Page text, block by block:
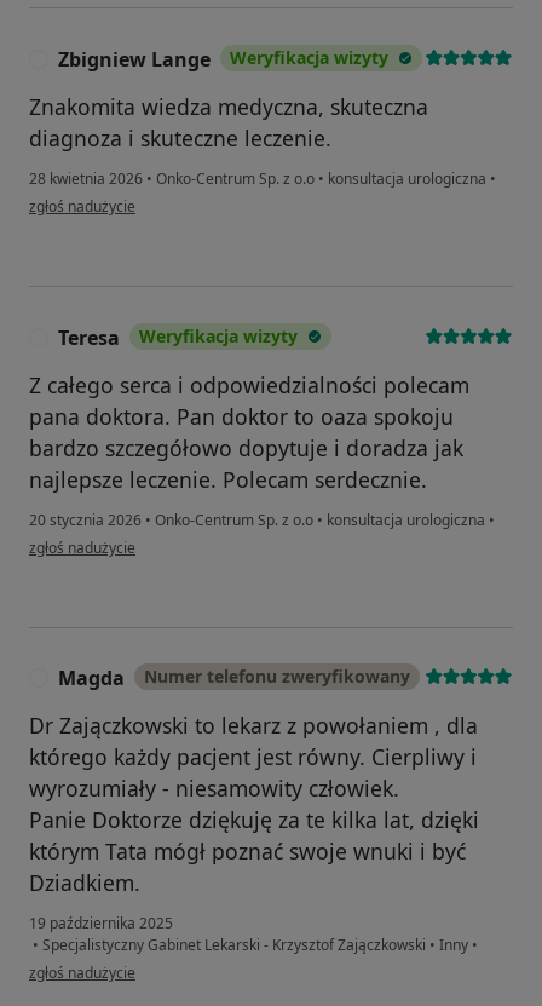
Zbigniew Lange Weryfikacja wizyty
Znakomita wiedza medyczna, skuteczna
diagnoza i skuteczne leczenie.
28 kwietnia 2026 • Onko-Centrum Sp. z o.o • konsultacja urologiczna •
w opinii użytkownika Zbigniew Lange
zgłoś nadużycie
Teresa Weryfikacja wizyty
Z całego serca i odpowiedzialności polecam
pana doktora. Pan doktor to oaza spokoju
bardzo szczegółowo dopytuje i doradza jak
najlepsze leczenie. Polecam serdecznie.
20 stycznia 2026 • Onko-Centrum Sp. z o.o • konsultacja urologiczna •
w opinii użytkownika Teresa
zgłoś nadużycie
Magda Numer telefonu zweryfikowany
Dr Zajączkowski to lekarz z powołaniem , dla
którego każdy pacjent jest równy. Cierpliwy i
wyrozumiały - niesamowity człowiek.
Panie Doktorze dziękuję za te kilka lat, dzięki
którym Tata mógł poznać swoje wnuki i być
Dziadkiem.
19 października 2025
• Specjalistyczny Gabinet Lekarski - Krzysztof Zajączkowski • Inny •
w opinii użytkownika Magda
zgłoś nadużycie